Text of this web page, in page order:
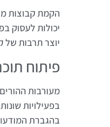
הקמת קבוצות
יכולות לעסוק
יוצר תרבות של
פיתוח
מעורבות
בפעילויות
בהגברת